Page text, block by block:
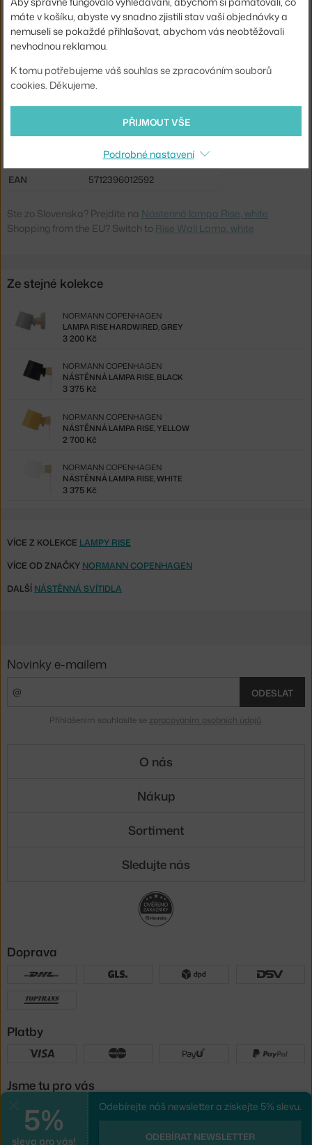
Hlavní materiál:
kov
Patice / zdroj:
E14
Distribuce světla: přímé osvětlení
Zdroj součástí:
ne
Info k produktu:
Čistěte navlhčeným hadříkem.
NCP-502005
EAN
5712396012592
Ste zo Slovenska? Prejdite na Nástenná lampa Rise, white
Shopping from the EU? Switch to Rise Wall Lamp, white
Ze stejné kolekce
LAMPA RISE HARDWIRED, GREY
NORMANN COPENHAGEN
3 200 Kč
NÁSTĚNNÁ LAMPA RISE, BLACK
NORMANN COPENHAGEN
3 375 Kč
NÁSTĚNNÁ LAMPA RISE, YELLOW
NORMANN COPENHAGEN
2 700 Kč
NÁSTĚNNÁ LAMPA RISE, WHITE
NORMANN COPENHAGEN
3 375 Kč
VÍCE Z KOLEKCE LAMPY RISE
VÍCE OD ZNAČKY NORMANN COPENHAGEN
DALŠÍ NÁSTĚNNÁ SVÍTIDLA
máte v košíku, abyste vy snadno zjistili stav vaší objednávky a
nemuseli se pokaždé přihlašovat, abychom vás neobtěžovali
nevhodnou reklamou.
K tomu potřebujeme váš souhlas se zpracováním souborů
cookies. Děkujeme.
PŘIJMOUT VŠE
Podrobné nastavení
5%
sleva pro vás!
Odebírejte náš newsletter a získejte 5% slevu.
ODEBÍRAT NEWSLETTER
Novinky e-mailem
ODESLAT
Přihlášením souhlasíte se zpracováním osobních údajů
O nás
Nákup
Sortiment
Sledujte nás
Doprava
Platby
Jsme tu pro vás
e-shop na míruod